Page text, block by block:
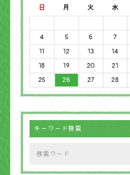
日 月 火 水
4
5 6 7
11
12 13 14
18
19 20 21
25
26 27 28
キーワード検索